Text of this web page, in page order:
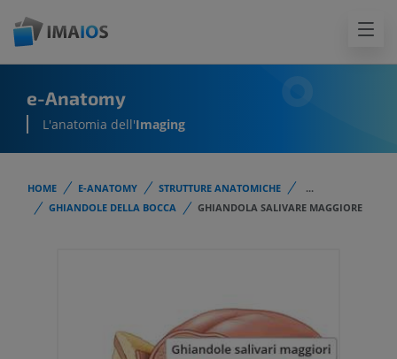
e-Anatomy
L'anatomia dell'Imaging
HOME E-ANATOMY STRUTTURE ANATOMICHE
...
GHIANDOLE DELLA BOCCA
GHIANDOLA SALIVARE MAGGIORE